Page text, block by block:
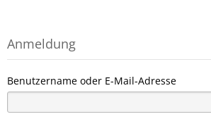
Anmeldung
Benutzername oder E-Mail-Adresse